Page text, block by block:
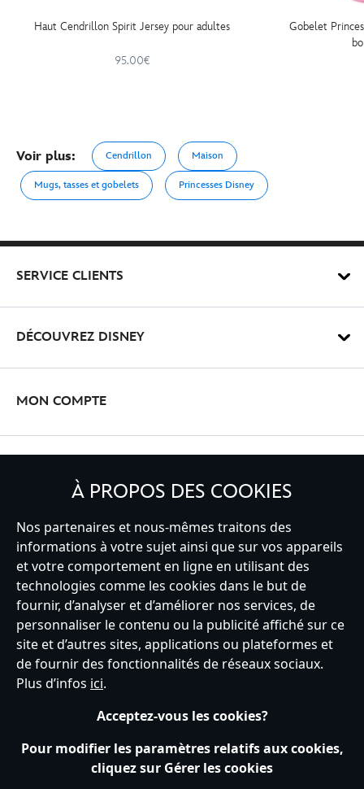
Haut Cendrillon Spirit Jersey pour adultes
95.00€
Gobelet
Voir plus: Cendrillon Maison
Mugs, tasses et gobelets Princesses Disney
SERVICE CLIENTS
DÉCOUVREZ DISNEY
MON COMPTE
France
Service clients Conditions d’utilisation
Trouver un magasin
Plan du site
Règles de respect de la vie privée
Politique de cookies
Notice relative à la confidentialité
Conditions générales de vente
À PROPOS DES COOKIES
Nos partenaires et nous-mêmes traitons des
informations à votre sujet ainsi que sur vos appareils
et votre comportement en ligne en utilisant des
technologies comme les cookies dans le but de
fournir, d’analyser et d’améliorer nos services, de
personnaliser le contenu ou la publicité affiché sur ce
site et d’autres sites, applications ou plateformes et
de fournir des fonctionnalités de réseaux sociaux.
Plus d’infos ici.
Acceptez-vous les cookies?
Pour modifier les paramètres relatifs aux cookies,
cliquez sur Gérer les cookies